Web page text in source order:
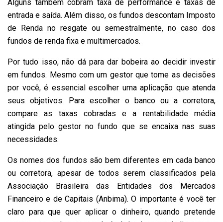
Alguns também cobram taxa de performance e taxas de
entrada e saída. Além disso, os fundos descontam Imposto
de Renda no resgate ou semestralmente, no caso dos
fundos de renda fixa e multimercados.
Por tudo isso, não dá para dar bobeira ao decidir investir
em fundos. Mesmo com um gestor que tome as decisões
por você, é essencial escolher uma aplicação que atenda
seus objetivos. Para escolher o banco ou a corretora,
compare as taxas cobradas e a rentabilidade média
atingida pelo gestor no fundo que se encaixa nas suas
necessidades.
Os nomes dos fundos são bem diferentes em cada banco
ou corretora, apesar de todos serem classificados pela
Associação Brasileira das Entidades dos Mercados
Financeiro e de Capitais (Anbima). O importante é você ter
claro para que quer aplicar o dinheiro, quando pretende